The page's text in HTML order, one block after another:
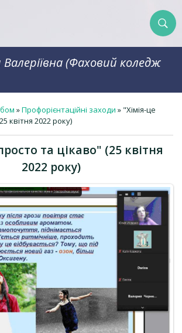
Валеріївна (Фаховий коледж
»Профорієнтаційні заходи » "Хімія-це
квітня 2022 року)
та цікаво" (25 квітня
2022 року)